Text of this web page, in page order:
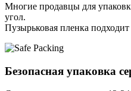
Многие продавцы для
угол.
Пузырьковая пленка
Безопасная упаковка